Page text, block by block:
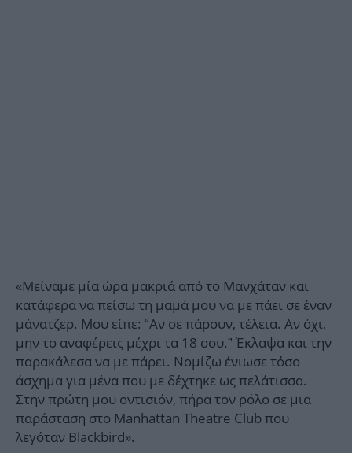
«Μείναμε μία ώρα μακριά από το Μανχάταν και
κατάφερα να πείσω τη μαμά μου να με πάει σε έναν
μάνατζερ. Μου είπε: “Αν σε πάρουν, τέλεια. Αν όχι,
μην το αναφέρεις μέχρι τα 18 σου.” Έκλαψα και την
παρακάλεσα να με πάρει. Νομίζω ένιωσε τόσο
άσχημα για μένα που με δέχτηκε ως πελάτισσα.
Στην πρώτη μου οντισιόν, πήρα τον ρόλο σε μια
παράσταση στο Manhattan Theatre Club που
λεγόταν Blackbird».